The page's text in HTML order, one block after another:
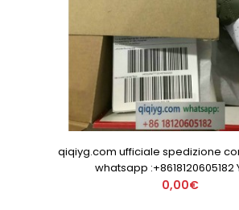
qiqiyg.com ufficiale spedizione
whatsapp :+8618120605182
0,00€